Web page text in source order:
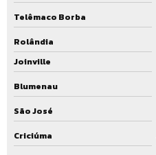
Ampliação de ete custo
Orçamento ampliação de ete
Empresa de ampliação de ete
Empresa que faz ampliação de ete
Serviço de ampliação de ete
Telêmaco Borba
Rolândia
Joinville
Blumenau
São José
Criciúma